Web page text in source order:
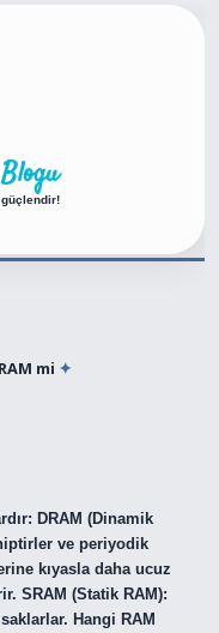
güçlendir!
mi
DRAM (Dinamik
ve periyodik
kıyasla daha ucuz
SRAM (Statik RAM):
Hangi RAM